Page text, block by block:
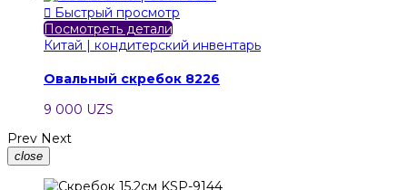
 Быстрый просмотр
Посмотреть детали
Китай | кондитерский инвентарь
Овальный скребок 8226
9 000 UZS
Prev Next
close